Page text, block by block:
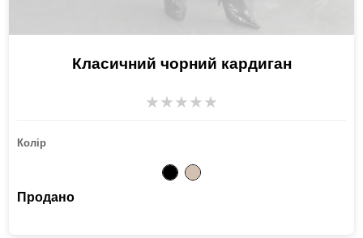
Класичний чорний кардиган
★★★★★
Колір
Продано